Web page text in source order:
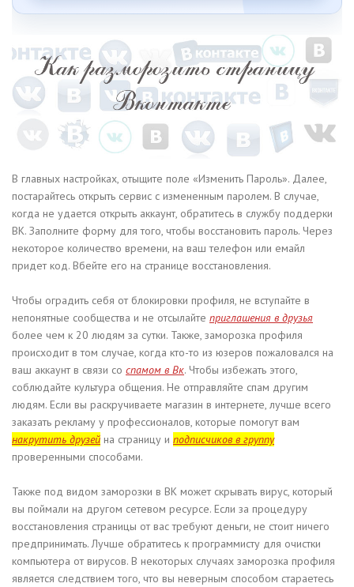
В главных настройках, отыщите поле «Изменить Пароль». Далее,
постарайтесь открыть сервис с измененным паролем. В случае,
когда не удается открыть аккаунт, обратитесь в службу поддерки
ВК. Заполните форму для того, чтобы восстановить пароль. Через
некоторое количество времени, на ваш телефон или емайл
придет код. Вбейте его на странице восстановления.
Чтобы оградить себя от блокировки профиля, не вступайте в
непонятные сообщества и не отсылайте приглашения в друзья
более чем к 20 людям за сутки. Также, заморозка профиля
происходит в том случае, когда кто-то из юзеров пожаловался на
ваш аккаунт в связи со спамом в Вк. Чтобы избежать этого,
соблюдайте культура общения. Не отправляйте спам другим
людям. Если вы раскручиваете магазин в интернете, лучше всего
заказать рекламу у профессионалов, которые помогут вам
накрутить друзей на страницу и подписчиков в группу
проверенными способами.
Также под видом заморозки в ВК может скрывать вирус, который
вы поймали на другом сетевом ресурсе. Если за процедуру
восстановления страницы от вас требуют деньги, не стоит ничего
предпринимать. Лучше обратитесь к программисту для очистки
компьютера от вирусов. В некоторых случаях заморозка профиля
является следствием того, что вы неверным способом стараетесь